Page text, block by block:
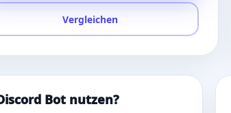
Vergleichen
Bot nutzen?